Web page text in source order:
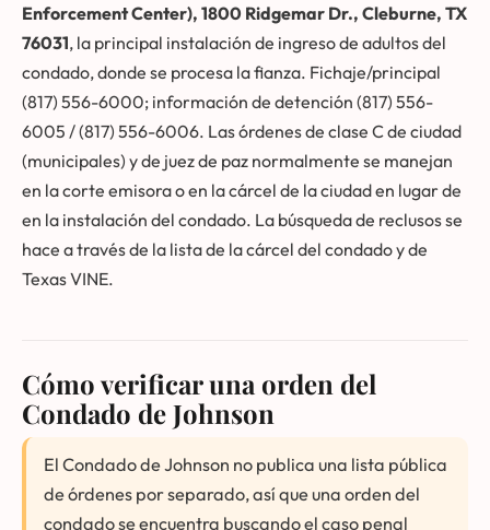
Enforcement Center), 1800 Ridgemar Dr., Cleburne, TX
76031, la principal instalación de ingreso de adultos del
condado, donde se procesa la fianza. Fichaje/principal
(817) 556-6000; información de detención (817) 556-
6005 / (817) 556-6006. Las órdenes de clase C de ciudad
(municipales) y de juez de paz normalmente se manejan
en la corte emisora o en la cárcel de la ciudad en lugar de
en la instalación del condado. La búsqueda de reclusos se
hace a través de la lista de la cárcel del condado y de
Texas VINE.
Cómo verificar una orden del
Condado de Johnson
El Condado de Johnson no publica una lista pública
de órdenes por separado, así que una orden del
condado se encuentra buscando el caso penal